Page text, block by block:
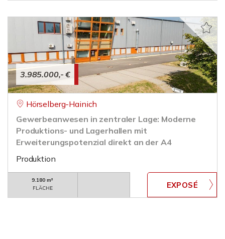
3.985.000,- €
Hörselberg-Hainich
Gewerbeanwesen in zentraler Lage: Moderne
Produktions- und Lagerhallen mit
Erweiterungspotenzial direkt an der A4
Produktion
9.180 m²
FLÄCHE